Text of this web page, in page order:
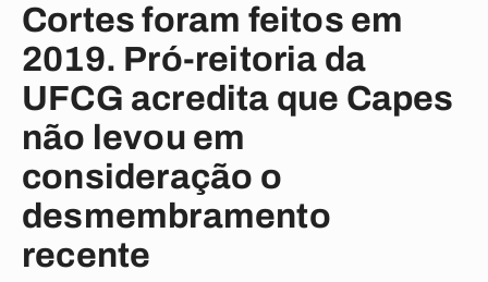
Cortes foram feitos em
2019. Pró-reitoria da
UFCG acredita que Capes
não levou em
consideração o
desmembramento
recente